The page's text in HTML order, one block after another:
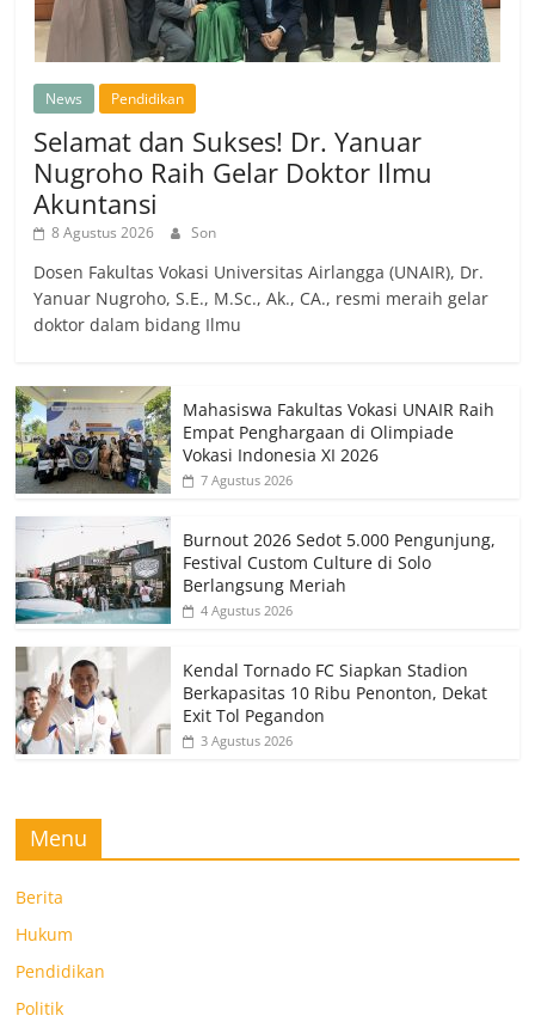
News Pendidikan
Selamat dan Sukses! Dr. Yanuar
Nugroho Raih Gelar Doktor Ilmu
Akuntansi
8 Agustus 2026 Son
Dosen Fakultas Vokasi Universitas Airlangga (UNAIR), Dr.
Yanuar Nugroho, S.E., M.Sc., Ak., CA., resmi meraih gelar
doktor dalam bidang Ilmu
Mahasiswa Fakultas Vokasi UNAIR Raih
Empat Penghargaan di Olimpiade
Vokasi Indonesia XI 2026
7 Agustus 2026
Burnout 2026 Sedot 5.000 Pengunjung,
Festival Custom Culture di Solo
Berlangsung Meriah
4 Agustus 2026
Kendal Tornado FC Siapkan Stadion
Berkapasitas 10 Ribu Penonton, Dekat
Exit Tol Pegandon
3 Agustus 2026
Menu
Berita
Hukum
Pendidikan
Politik